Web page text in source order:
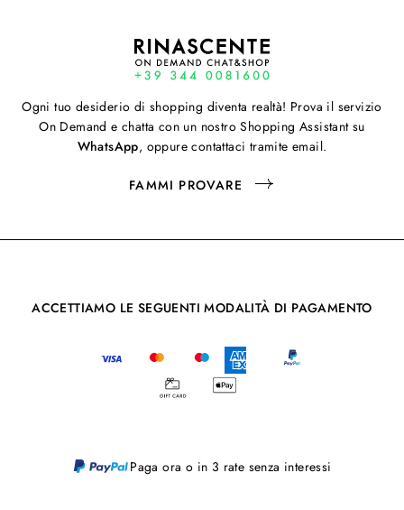
Ogni tuo desiderio di shopping diventa realtà! Prova il servizio
On Demand e chatta con un nostro Shopping Assistant su
WhatsApp, oppure contattaci tramite email.
FAMMI PROVARE
ACCETTIAMO LE SEGUENTI MODALITÀ DI PAGAMENTO
Paga ora o in 3 rate senza interessi